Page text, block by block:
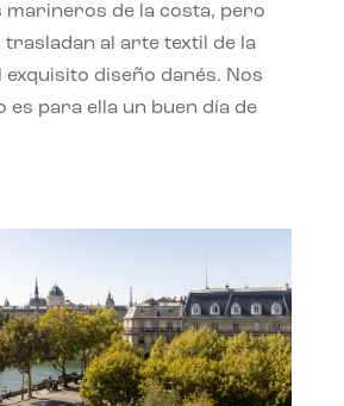
marineros de la costa, pero
trasladan al arte textil de la
exquisito diseño danés. Nos
es para ella un buen día de